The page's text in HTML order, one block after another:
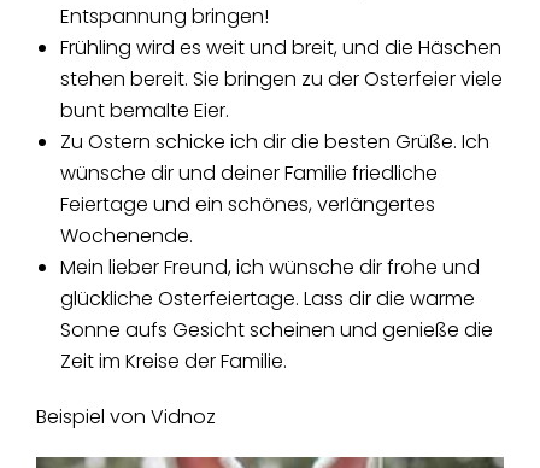
Entspannung bringen!
Frühling wird es weit und breit, und die Häschen
stehen bereit. Sie bringen zu der Osterfeier viele
bunt bemalte Eier.
Zu Ostern schicke ich dir die besten Grüße. Ich
wünsche dir und deiner Familie friedliche
Feiertage und ein schönes, verlängertes
Wochenende.
Mein lieber Freund, ich wünsche dir frohe und
glückliche Osterfeiertage. Lass dir die warme
Sonne aufs Gesicht scheinen und genieße die
Zeit im Kreise der Familie.
Beispiel von Vidnoz